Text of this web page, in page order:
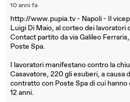
10 anni fa
http://www.pupia.tv - Napoli - Il
Luigi Di Maio, al corteo dei lavoratori
Contact partito da via Galileo
Poste Spa.
I lavoratori manifestano contro la
Casavatore, 220 gli esuberi, a causa
contratto con Poste Spa di cui
12 anni.